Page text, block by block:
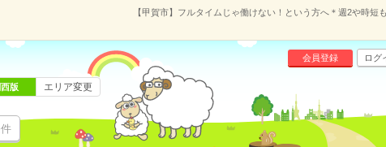
【甲賀市】フルタイムじゃ働けない！という方へ＊週2や時短
会員登録 ログ
西版 エリア変更